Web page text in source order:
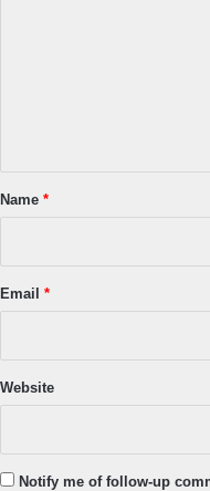
*
Name *
Email *
Website
Notify me of follow-up